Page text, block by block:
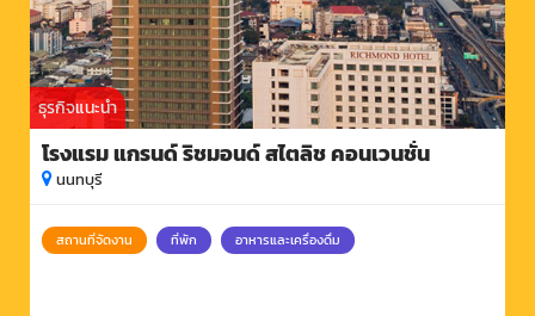
ธุรกิจแนะนำ
โรงแรม แกรนด์ ริชมอนด์ สไตลิช คอนเวนชั่น
นนทบุรี
สถานที่จัดงาน ที่พัก อาหารและเครื่องดื่ม